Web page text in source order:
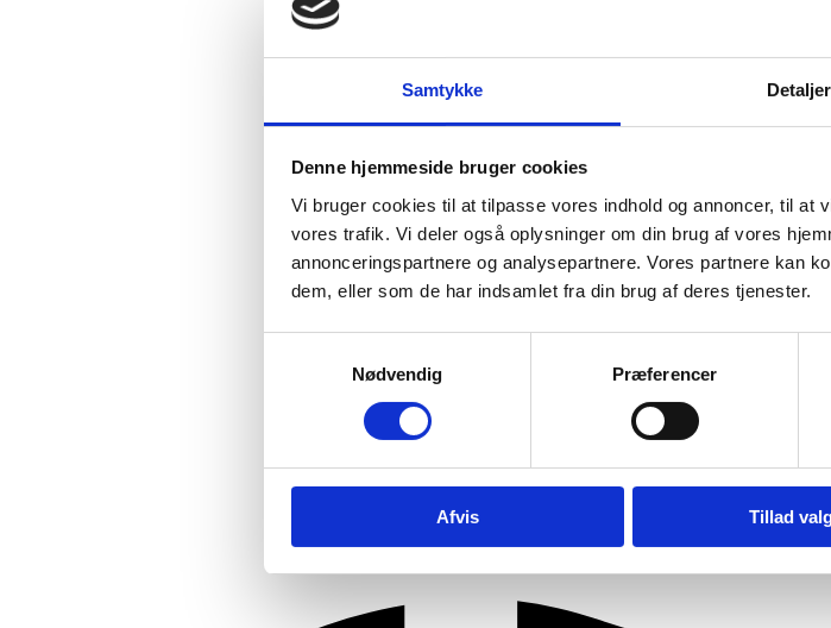
Samtykke Detaljer
Denne hjemmeside bruger cookies
Vi bruger cookies til at tilpasse vores indhold og annoncer, til at
vores trafik. Vi deler også oplysninger om din brug af vores
annonceringspartnere og analysepartnere. Vores partnere kan
dem, eller som de har indsamlet fra din brug af deres tjenester.
Nødvendig
Præferencer
Afvis Tillad